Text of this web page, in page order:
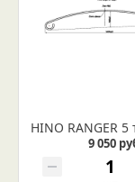
9 050